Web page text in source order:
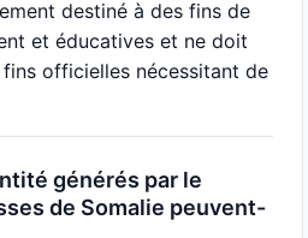
destiné à des fins de
et éducatives et ne doit
officielles nécessitant de
générés par le
de Somalie peuvent-